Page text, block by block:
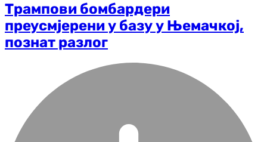
Трампови бомбардери
преусмјерени у базу у Њемачкој,
познат разлог